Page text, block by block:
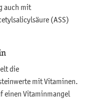
auch mit
(ASS)
die
mit Vitaminen.
einen Vitaminmangel